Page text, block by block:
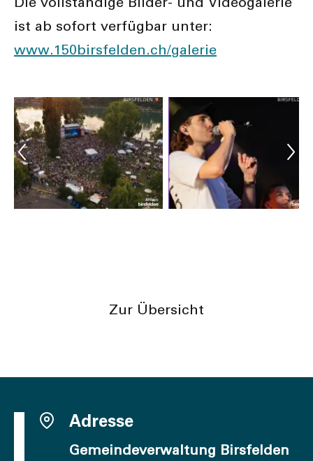
ist ab sofort verfügbar unter:
www.150birsfelden.ch/galerie
Vorheriger ArtikelZur ÜbersichtNächster Artikel
Adresse
Gemeindeverwaltung Birsfelden